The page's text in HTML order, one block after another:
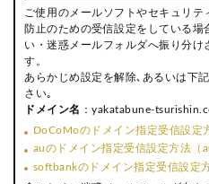
ご使用のメールソフトやセキュリ
防止のための受信設定をしている場
い・迷惑メールフォルダへ振り分け
す。
あらかじめ設定を解除､あるいは下
さい｡
ドメイン名 ：yakatabune-
DoCoMoのドメイン指定受信設定
auのドメイン指定受信設定方法（
softbankのドメイン指定受信設定